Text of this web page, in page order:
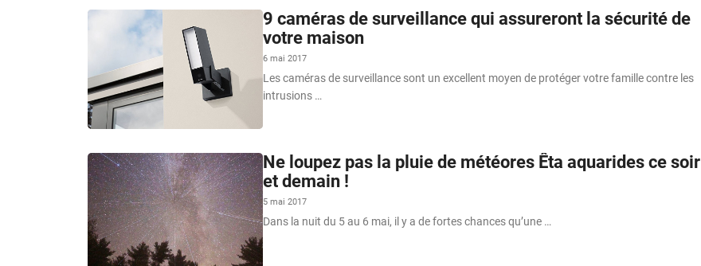
9 caméras de surveillance qui assureront la sécurité de
votre maison
6 mai 2017
Les caméras de surveillance sont un excellent moyen de protéger votre famille contre les
intrusions …
Ne loupez pas la pluie de météores Êta aquarides ce soir
et demain !
5 mai 2017
Dans la nuit du 5 au 6 mai, il y a de fortes chances qu’une …